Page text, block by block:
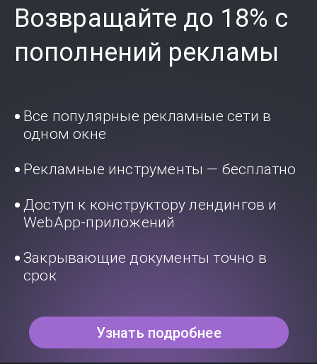
Возвращайте до 18% с
пополнений рекламы
Все популярные рекламные сети в
одном окне
Рекламные инструменты — бесплатно
Доступ к конструктору лендингов и
WebApp-приложений
Закрывающие документы точно в
срок
Узнать подробнее